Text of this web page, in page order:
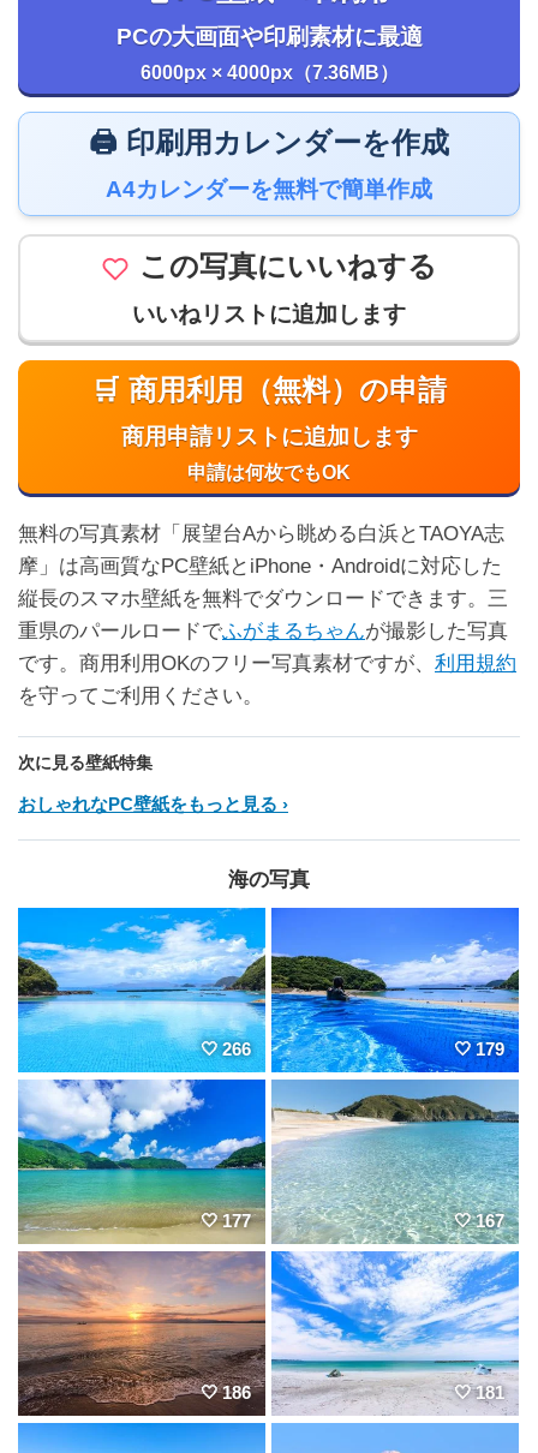
PCの大画面や印刷素材に最適
6000px × 4000px（7.36MB）
🖨️ 印刷用カレンダーを作成
A4カレンダーを無料で簡単作成
この写真にいいねする
いいねリストに追加します
🛒 商用利用（無料）の申請
商用申請リストに追加します
申請は何枚でもOK
無料の写真素材「展望台Aから眺める白浜とTAOYA志
摩」は高画質なPC壁紙とiPhone・Androidに対応した
縦長のスマホ壁紙を無料でダウンロードできます。三
重県のパールロードでふがまるちゃんが撮影した写真
です。商用利用OKのフリー写真素材ですが、 利用規約
を守ってご利用ください。
次に見る壁紙特集
おしゃれなPC壁紙をもっと見る
海の写真
266 179
177 167
186 181